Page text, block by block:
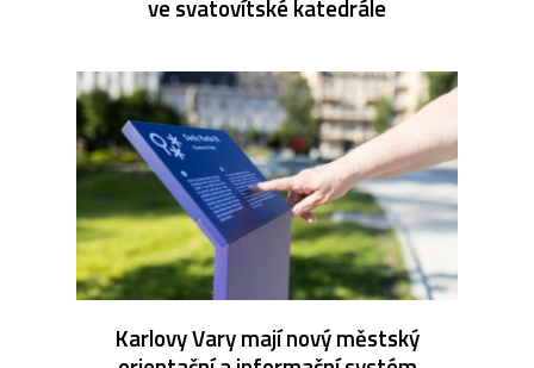
ve svatovítské katedrále
Karlovy Vary mají nový městský